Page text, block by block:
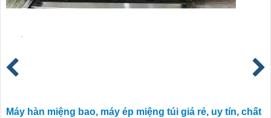
Máy hàn miệng bao, máy ép miệng túi giá rẻ, uy tín, chất